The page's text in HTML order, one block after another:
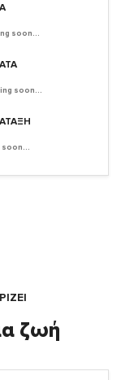
soon...
soon...
soon...
ζωή